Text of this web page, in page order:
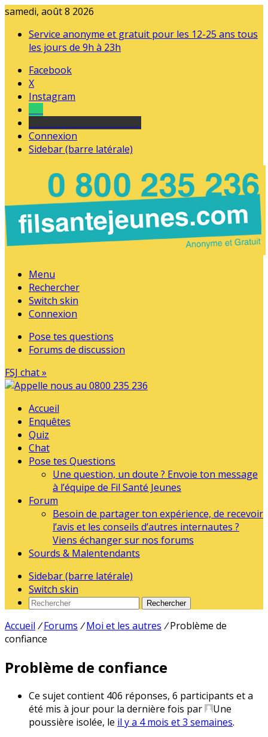
samedi, août 8 2026
Service anonyme et gratuit pour les 12-25 ans tous
les jours de 9h à 23h
Facebook
X
Instagram
Connexion
Sidebar (barre latérale)
Menu
Rechercher
Switch skin
Connexion
Pose tes questions
Forums de discussion
FSJ chat »
Accueil
Enquêtes
Quiz
Chat
Pose tes Questions
Une question, un doute ? Envoie ton message
à l’équipe de Fil Santé Jeunes
Forum
Besoin de partager ton expérience, de recevoir
l’avis et les conseils d’autres internautes ?
Viens échanger sur nos forums
Sourds & Malentendants
Sidebar (barre latérale)
Switch skin
Rechercher
Accueil / Forums / Moi et les autres / Problème de
confiance
Problème de confiance
Ce sujet contient 406 réponses, 6 participants et a
été mis à jour pour la dernière fois par
Une
poussière isolée, le il y a 4 mois et 3 semaines.